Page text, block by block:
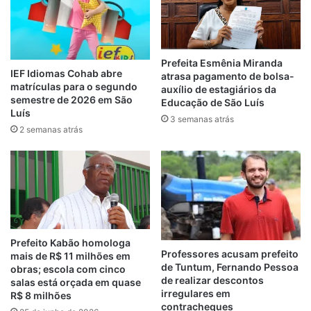
O SINTRAP ressalta que a lei entrou em
vigor no fim de 2024 com previsão de início
dos pagamentos em julho de 2025,
compromisso formalizado pela gestão.
Documentos enviados ao sindicato indicam
prazos não cumpridos, sem justificativa
técnica apresentada no vídeo.
Segundo representantes da categoria, em
reunião anterior o próprio secretário teria
confirmado que gestores, supervisores e
coordenadores comissionados já recebem
os benefícios do plano, o que, na avaliação
dos professores, demonstra aplicação
seletiva da medida. “Se o plano é inviável,
por que está sendo pago apenas para
cargos de confiança?”, questionou um
IEF Idiomas Cohab abre
matrículas para o segundo
semestre de 2026 em São
Luís
2 semanas atrás
Prefeita Esmênia Miranda
atrasa pagamento de bolsa-
auxílio de estagiários da
Educação de São Luís
3 semanas atrás
Prefeito Kabão homologa
mais de R$ 11 milhões em
obras; escola com cinco
salas está orçada em quase
R$ 8 milhões
Professores acusam prefeito
de Tuntum, Fernando Pessoa
de realizar descontos
irregulares em
contracheques